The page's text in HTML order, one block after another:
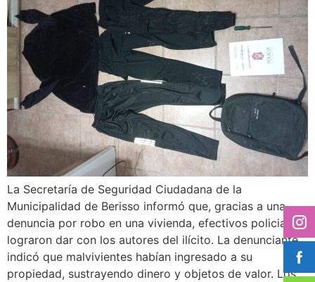
La Secretaría de Seguridad Ciudadana de la
Municipalidad de Berisso informó que, gracias a una
denuncia por robo en una vivienda, efectivos policiales
lograron dar con los autores del ilícito. La denunciante
indicó que malvivientes habían ingresado a su
propiedad, sustrayendo dinero y objetos de valor. Los